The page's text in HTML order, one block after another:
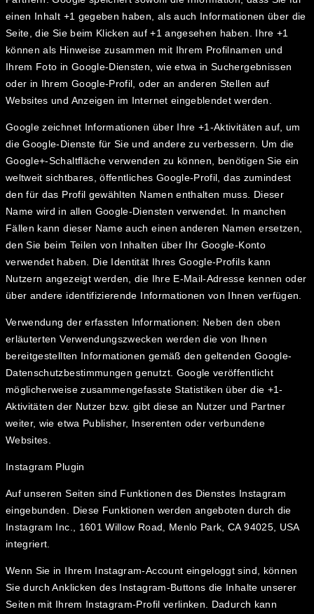
einen Inhalt +1 gegeben haben, als auch Informationen über die
Seite, die Sie beim Klicken auf +1 angesehen haben. Ihre +1
können als Hinweise zusammen mit Ihrem Profilnamen und
Ihrem Foto in Google-Diensten, wie etwa in Suchergebnissen
oder in Ihrem Google-Profil, oder an anderen Stellen auf
Websites und Anzeigen im Internet eingeblendet werden.
Google zeichnet Informationen über Ihre +1-Aktivitäten auf, um
die Google-Dienste für Sie und andere zu verbessern. Um die
Google+-Schaltfläche verwenden zu können, benötigen Sie ein
weltweit sichtbares, öffentliches Google-Profil, das zumindest
den für das Profil gewählten Namen enthalten muss. Dieser
Name wird in allen Google-Diensten verwendet. In manchen
Fällen kann dieser Name auch einen anderen Namen ersetzen,
den Sie beim Teilen von Inhalten über Ihr Google-Konto
verwendet haben. Die Identität Ihres Google-Profils kann
Nutzern angezeigt werden, die Ihre E-Mail-Adresse kennen oder
über andere identifizierende Informationen von Ihnen verfügen.
Verwendung der erfassten Informationen: Neben den oben
erläuterten Verwendungszwecken werden die von Ihnen
bereitgestellten Informationen gemäß den geltenden Google-
Datenschutzbestimmungen genutzt. Google veröffentlicht
möglicherweise zusammengefasste Statistiken über die +1-
Aktivitäten der Nutzer bzw. gibt diese an Nutzer und Partner
weiter, wie etwa Publisher, Inserenten oder verbundene
Websites.
Instagram Plugin
Auf unseren Seiten sind Funktionen des Dienstes Instagram
eingebunden. Diese Funktionen werden angeboten durch die
Instagram Inc., 1601 Willow Road, Menlo Park, CA 94025, USA
integriert.
Wenn Sie in Ihrem Instagram-Account eingeloggt sind, können
Sie durch Anklicken des Instagram-Buttons die Inhalte unserer
Seiten mit Ihrem Instagram-Profil verlinken. Dadurch kann